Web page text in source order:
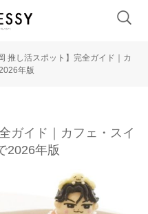
推し活スポット】完全ガイド｜カ
年版
ガイド｜カフェ・スイ
2026年版